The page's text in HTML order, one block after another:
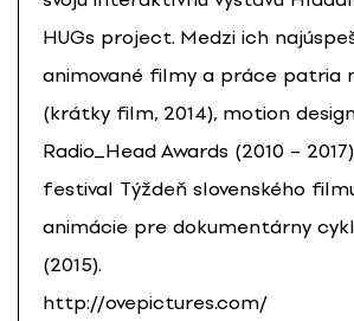
HUGs project. Medzi ich
animované filmy a práce patria
(krátky film, 2014), motion
Radio_Head Awards (2010 –
festival Týždeň slovenského
animácie pre dokumentárny
(2015).
http://ovepictures.com/